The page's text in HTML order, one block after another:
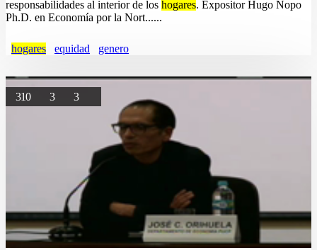
responsabilidades al interior de los hogares. Expositor Hugo Ñopo
Ph.D. en Economía por la Nort......
hogares equidad genero
310 3 3